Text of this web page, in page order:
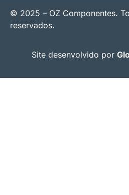
© 2025 – OZ Componentes.
reservados.
Site desenvolvido por